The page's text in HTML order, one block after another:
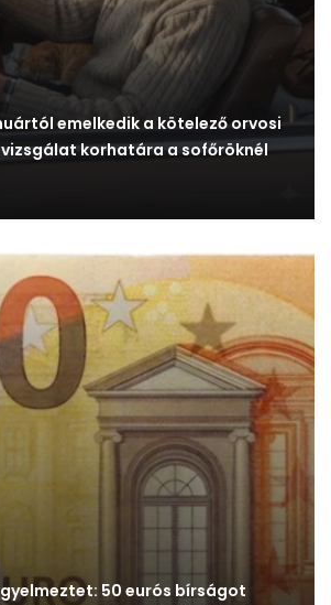
emelkedik a kötelező orvosi
korhatára a sofőröknél
50 eurós bírságot